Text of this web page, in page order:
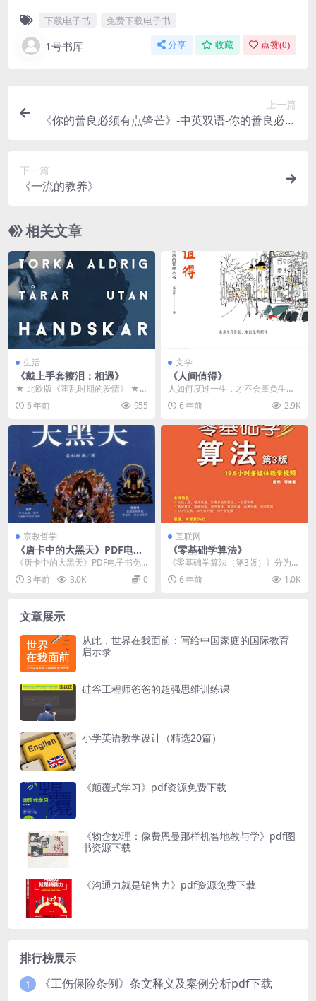
下载电子书 免费下载电子书
1号书库 分享 收藏 点赞(0)
上一篇
《你的善良必须有点锋芒》-中英双语-你的善良必须
下一篇
《一流的教养》
相关文章
生活
《戴上手套擦泪：相遇》
★ 北欧版《霍乱时期的爱情》 ★
作者乔纳斯‧嘉德尔因为此书获选为
年度风云人物，...
6 年前 955
文学
《人间值得》
人如何度过一生，才不会辜负生
命？面对人生的终极问题，当了70
年心理医生的作者中村...
6 年前 2.9K
宗教哲学
《唐卡中的大黑天》PDF电子
书免费资源下载
《唐卡中的大黑天》PDF电子书免
费资源下载介绍 内容简介 《唐卡
中...3 年前 3.0K 0
互联网
《零基础学算法》
《零基础学算法（第3版）》分为
上、下两篇，共10章，上篇用5章
的篇幅介绍了算法和...
6 年前 1.0K
文章展示
从此，世界在我面前：写给中国家庭的国际教育
启示录
硅谷工程师爸爸的超强思维训练课
小学英语教学设计（精选20篇）
《颠覆式学习》pdf资源免费下载
《物含妙理：像费恩曼那样机智地教与学》pdf图
书资源下载
《沟通力就是销售力》pdf资源免费下载
排行榜展示
1 《工伤保险条例》条文释义及案例分析pdf下载